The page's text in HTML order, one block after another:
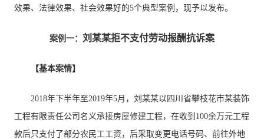
效果、法律效果、社会效果好的5个典型案例，现予以发布。
案例一： 刘某某拒不支付劳动报酬抗诉案
【基本案情】
2018年下半年至2019年5月，刘某某以四川省攀枝花市某装饰
工程有限责任公司名义承接房屋修建工程，在收到100余万元工程
款后只支付了部分农民工工资，后采取变更电话号码、前往外地